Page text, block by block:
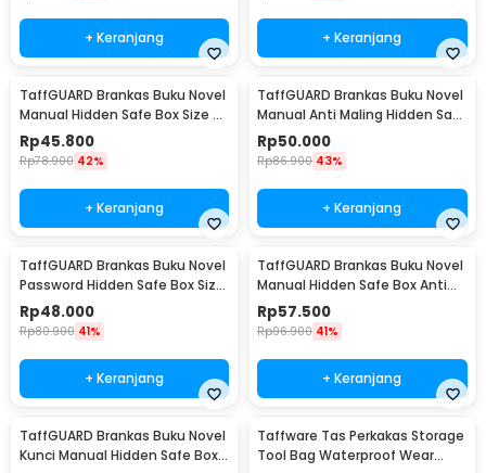
+ Keranjang + Keranjang
TaffGUARD Brankas Buku Novel
Manual Hidden Safe Box Size S
- KB-20L
Rp45.800
Rp78.900 42%
+ Keranjang
TaffGUARD Brankas Buku Novel
Manual Anti Maling Hidden Safe
Box Size S - KB-20L
Rp50.000
Rp86.900 43%
+ Keranjang
TaffGUARD Brankas Buku Novel
Password Hidden Safe Box Size
S - KB-20P
Rp48.000
Rp80.900 41%
+ Keranjang
TaffGUARD Brankas Buku Novel
Manual Hidden Safe Box Anti
Maling Size M - KB-20L
Rp57.500
Rp96.900 41%
+ Keranjang
TaffGUARD Brankas Buku Novel
Kunci Manual Hidden Safe Box
Taffware Tas Perkakas Storage
Tool Bag Waterproof Wear